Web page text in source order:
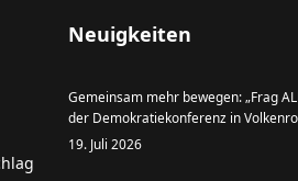
Neuigkeiten
Gemeinsam mehr bewegen: „Frag
der Demokratiekonferenz in
19. Juli 2026